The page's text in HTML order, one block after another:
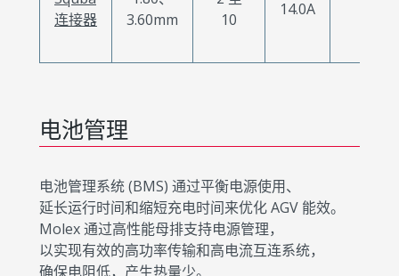
连接器
3.60mm
10
14.0A
电池管理
电池管理系统 (BMS) 通过平衡电源使用、
延长运行时间和缩短充电时间来优化 AGV 能效。
Molex 通过高性能母排支持电源管理，
以实现有效的高功率传输和高电流互连系统，
确保电阻低，产生热量少。